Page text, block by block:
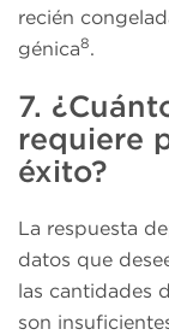
recién
génica8.
7.
requiere
éxito?
La respuesta
datos que
las cantidades
son